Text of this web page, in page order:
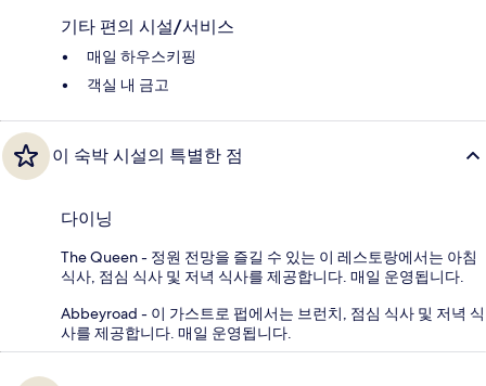
기타 편의 시설/서비스
매일 하우스키핑
객실 내 금고
이 숙박 시설의 특별한 점
다이닝
The Queen - 정원 전망을 즐길 수 있는 이 레스토랑에서는 아침
식사, 점심 식사 및 저녁 식사를 제공합니다. 매일 운영됩니다.
Abbeyroad - 이 가스트로 펍에서는 브런치, 점심 식사 및 저녁 식
사를 제공합니다. 매일 운영됩니다.